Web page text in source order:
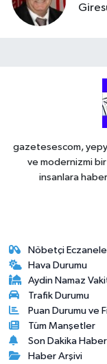
gazetesescom,
ve modernizmi
insanlara
Nöbetçi
Hava Durumu
Aydin Namaz
Trafik Durumu
Puan Durumu ve
Tüm Manşetler
Son Dakika
Haber Arşivi